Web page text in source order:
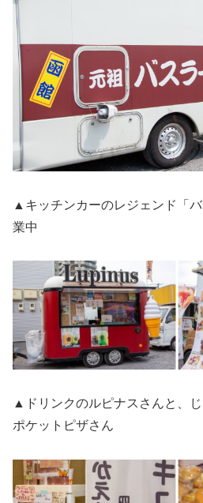
▲キッチンカーのレジェンド「
業中
▲ドリンクのルピナスさんと、
ポケットピザさん